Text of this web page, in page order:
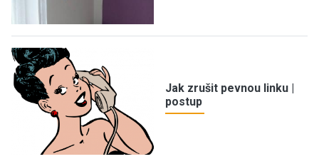
Jak zrušit pevnou linku |
postup